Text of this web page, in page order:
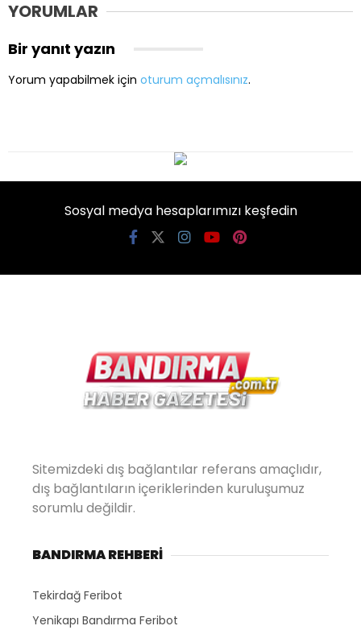
YORUMLAR
Bir yanıt yazın
Yorum yapabilmek için oturum açmalısınız.
Sosyal medya hesaplarımızı keşfedin
Sitemizdeki dış bağlantılar referans amaçlıdır,
dış bağlantıların içeriklerinden kuruluşumuz
sorumlu değildir.
BANDIRMA REHBERİ
Tekirdağ Feribot
Yenikapı Bandırma Feribot